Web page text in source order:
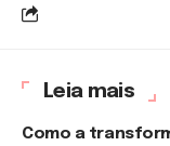
Leia mais
Como a